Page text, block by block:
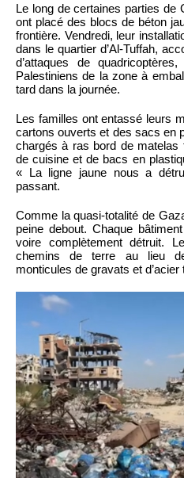
Le long de certaines parties de
ont placé des blocs de béton
frontière. Vendredi, leur
dans le quartier d’Al-Tuffah,
d’attaques de
Palestiniens de la zone à
tard dans la journée.
Les familles ont entassé leurs
cartons ouverts et des sacs en
chargés à ras bord de matelas
de cuisine et de bacs en
« La ligne jaune nous a
passant.
Comme la quasi-totalité de
peine debout. Chaque
voire complètement détruit.
chemins de terre au lieu
monticules de gravats et d’acier